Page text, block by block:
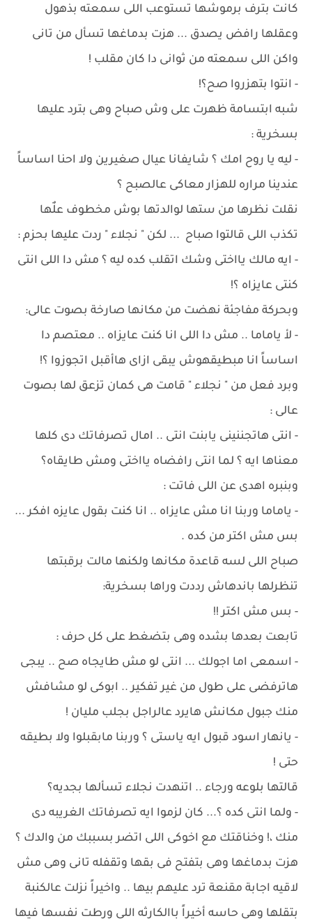
كانت بترف برموشها تستوعب اللى سمعته بذهول
وعقلها رافض يصدق ... هزت بدماغها تسأل من تانى
واكن اللى سمعته من ثوانى دا كان مقلب !
- انتوا بتهزروا صح؟!
شبه ابتسامة ظهرت على وش صباح وهى بترد عليها
بسخرية :
- ليه يا روح امك ؟ شايفانا عيال صغيرين ولا احنا اساساً
عندينا مراره للهزار معاكى عالصبح ؟
نقلت نظرها من ستها لوالدتها بوش مخطوف علٌها
تكذب اللى قالتوا صباح ... لكن " نجلاء " ردت عليها بحزم :
- ايه مالك يااختى وشك اتقلب كده ليه ؟ مش دا اللى انتى
كنتى عايزاه ؟!
وبحركة مفاجئة نهضت من مكانها صارخة بصوت عالى:
- لأ ياماما .. مش دا اللى انا كنت عايزاه .. معتصم دا
اساساً انا مبطيقهوش يبقى ازاى هاأقبل اتجوزوا ؟!
وبرد فعل من " نجلاء " قامت هى كمان تزعق لها بصوت
عالى :
- انتى هاتجننينى يابنت انتى .. امال تصرفاتك دى كلها
معناها ايه ؟ لما انتى رافضاه يااختى ومش طايقاه؟
وبنبره اهدى عن اللى فاتت :
- ياماما وربنا انا مش عايزاه .. انا كنت بقول عايزه افكر ...
بس مش اكتر من كده .
صباح اللى لسه قاعدة مكانها ولكنها مالت برقبتها
تنظرلها باندهاش رددت وراها بسخرية:
- بس مش اكتر !!
تابعت بعدها بشده وهى بتضغط على كل حرف :
- اسمعى اما اجولك ... انتى لو مش طايجاه صح .. يبجى
هاترفضى على طول من غير تفكير .. ابوكى لو مشافش
منك جبول مكانش هايرد عالراجل بجلب مليان !
- يانهار اسود قبول ايه ياستى ؟ وربنا مابقبلوا ولا بطيقه
حتى !
قالتها بلوعه ورجاء .. اتنهدت نجلاء تسألها بجديه؟
- ولما انتى كده ؟... كان لزموا ايه تصرفاتك الغريبه دى
منك ،! وخناقتك مع اخوكى اللى اتضر بسببك من والدك ؟
هزت بدماغها وهى بتفتح فى بقها وتقفله تانى وهى مش
لاقيه اجابة مقنعة ترد عليهم بيها .. واخيراً نزلت عالكنبة
بتقلها وهى حاسه أخيراً باالكارثه اللى ورطت نفسها فيها